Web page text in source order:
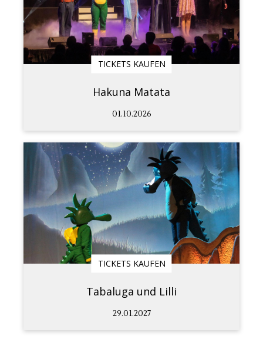
TICKETS KAUFEN
Hakuna Matata
01.10.2026
TICKETS KAUFEN
Tabaluga und Lilli
29.01.2027